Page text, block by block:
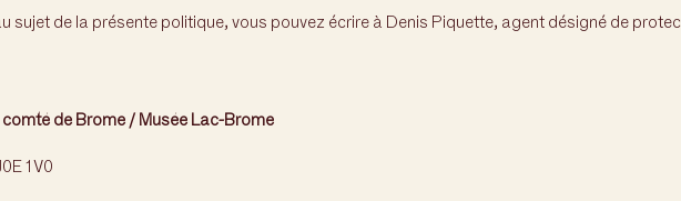
sujet de la présente politique, vous pouvez écrire à Denis Piquette, agent désigné de
de Brome / Musée Lac-Brome
1V0